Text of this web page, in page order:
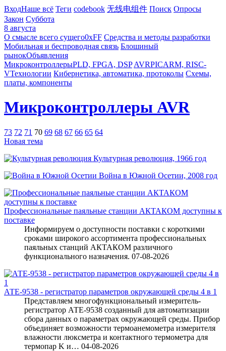
ВходНаше всё Теги codebook 无线电组件 Поиск Опросы
Закон Суббота
8 августа
О смысле всего сущего0xFF Средства и методы разработки
Мобильная и беспроводная связь Блошиный
рынокОбъявления
МикроконтроллерыPLD, FPGA, DSP AVRPICARM, RISC-
VТехнологии Кибернетика, автоматика, протоколы Схемы,
платы, компоненты
Микроконтроллеры AVR
73 72 71 70 69 68 67 66 65 64
Новая тема
Культурная революция, 1966 год
Война в Южной Осетии, 2008 год
Профессиональные паяльные станции АКТАКОМ доступны к
поставке
Информируем о доступности поставки с короткими
сроками широкого ассортимента профессиональных
паяльных станций АКТАКОМ различного
функционального назначения. 07-08-2026
АТЕ-9538 - регистратор параметров окружающей среды 4 в 1
Представляем многофункциональный измеритель-
регистратор АТЕ-9538 созданный для автоматизации
сбора данных о параметрах окружающей среды. Прибор
объединяет возможности термоанемометра измерителя
влажности люксметра и контактного термометра для
термопар K и… 04-08-2026